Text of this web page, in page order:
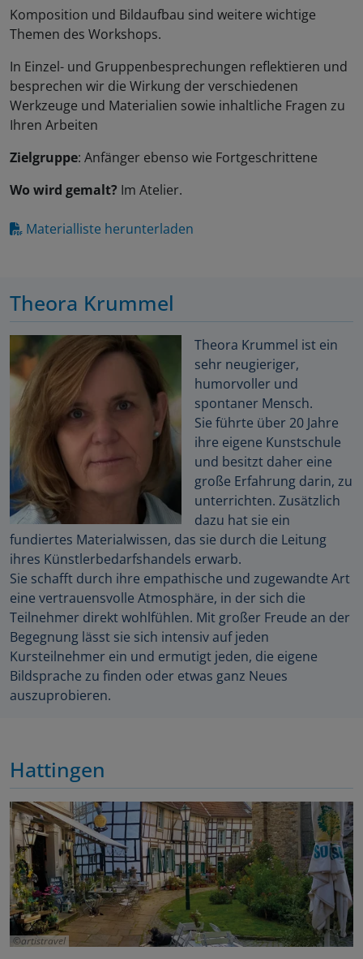
Komposition und Bildaufbau sind weitere wichtige
Themen des Workshops.
In Einzel- und Gruppenbesprechungen reflektieren und
besprechen wir die Wirkung der verschiedenen
Werkzeuge und Materialien sowie inhaltliche Fragen zu
Ihren Arbeiten
Zielgruppe: Anfänger ebenso wie Fortgeschrittene
Wo wird gemalt? Im Atelier.
Materialliste herunterladen
Theora Krummel
Theora Krummel ist ein
sehr neugieriger,
humorvoller und
spontaner Mensch.
Sie führte über 20 Jahre
ihre eigene Kunstschule
und besitzt daher eine
große Erfahrung darin, zu
unterrichten. Zusätzlich
dazu hat sie ein
fundiertes Materialwissen, das sie durch die Leitung
ihres Künstlerbedarfshandels erwarb.
Sie schafft durch ihre empathische und zugewandte Art
eine vertrauensvolle Atmosphäre, in der sich die
Teilnehmer direkt wohlfühlen. Mit großer Freude an der
Begegnung lässt sie sich intensiv auf jeden
Kursteilnehmer ein und ermutigt jeden, die eigene
Bildsprache zu finden oder etwas ganz Neues
auszuprobieren.
Hattingen
artistravel